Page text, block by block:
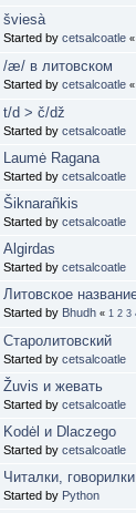
šviesà
Started by cetsalcoatle «
/æ/ в литовском
Started by cetsalcoatle «
t/d > č/dž
Started by cetsalcoatle
Laumė Ragana
Started by cetsalcoatle
Šiknarañkis
Started by cetsalcoatle
Algirdas
Started by cetsalcoatle
Литовское
Started by Bhudh « 1 2 3
Старолитовский
Started by cetsalcoatle
Žuvis и жевать
Started by cetsalcoatle
Kodėl и Dlaczego
Started by cetsalcoatle
Читалки, говорилки
Started by Python